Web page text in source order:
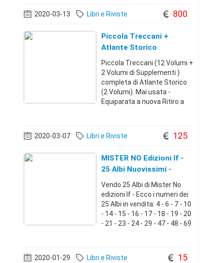
l'intera carriera di Leonardo,
per un periodo di
2020-03-13 Libri e Riviste 800
Piccola Treccani +
Atlante Storico
Piccola Treccani (12 Volumi +
2 Volumi di Supplementi )
completa di Atlante Storico
(2 Volumi). Mai usata -
Equiparata a nuova Ritiro a
2020-03-07 Libri e Riviste 125
MISTER NO Edizioni If -
25 Albi Nuovissimi -
Vendo 25 Albi di Mister No
edizioni If - Ecco i numeri dei
25 Albi in vendita: 4 - 6 - 7 - 10
- 14 - 15 - 16 - 17 - 18 - 19 - 20
- 21 - 23 - 24 - 29 - 47 - 48 - 69
nuovissimi - senza neanc
2020-01-29 Libri e Riviste 15